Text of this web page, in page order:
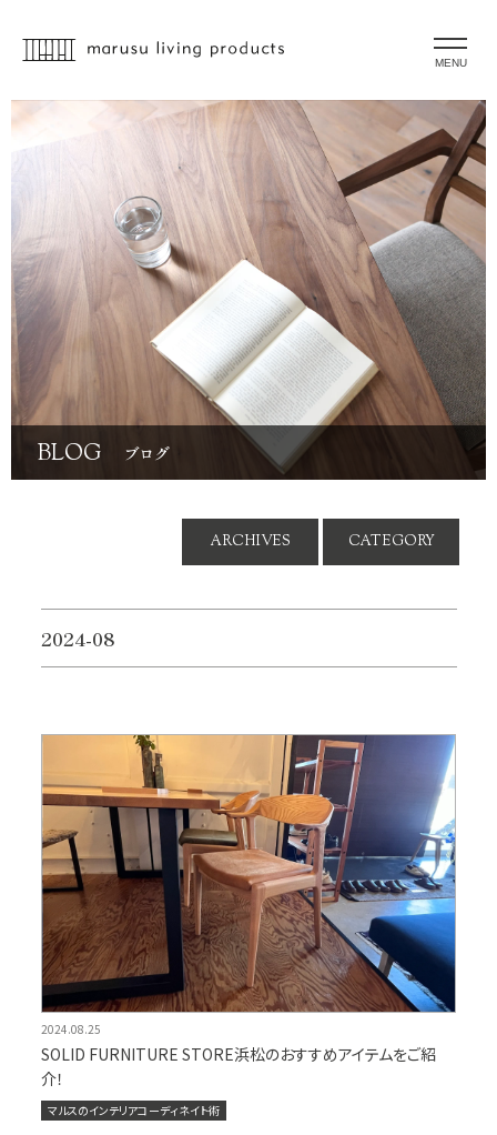
MENU
BLOG ブログ
ARCHIVES CATEGORY
2024-08
2024.08.25
SOLID FURNITURE STORE浜松のおすすめアイテムをご紹
介！
マルスのインテリアコーディネイト術